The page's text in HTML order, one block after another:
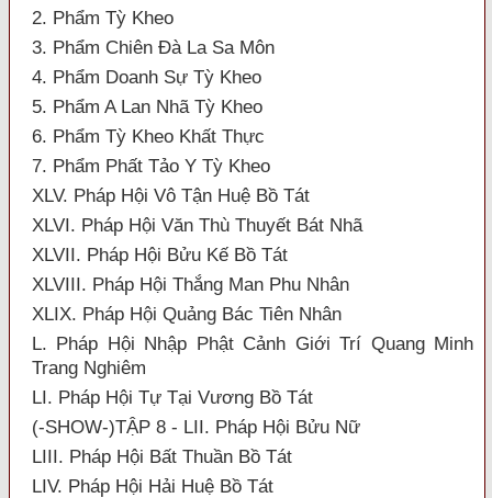
2. Phẩm Tỳ Kheo
3. Phẩm Chiên Đà La Sa Môn
4. Phẩm Doanh Sự Tỳ Kheo
5. Phẩm A Lan Nhã Tỳ Kheo
6. Phẩm Tỳ Kheo Khất Thực
7. Phẩm Phất Tảo Y Tỳ Kheo
XLV. Pháp Hội Vô Tận Huệ Bồ Tát
XLVI. Pháp Hội Văn Thù Thuyết Bát Nhã
XLVII. Pháp Hội Bửu Kế Bồ Tát
XLVIII. Pháp Hội Thắng Man Phu Nhân
XLIX. Pháp Hội Quảng Bác Tiên Nhân
L. Pháp Hội Nhập Phật Cảnh Giới Trí Quang Minh
Trang Nghiêm
LI. Pháp Hội Tự Tại Vương Bồ Tát
(-SHOW-)TẬP 8 - LII. Pháp Hội Bửu Nữ
LIII. Pháp Hội Bất Thuần Bồ Tát
LIV. Pháp Hội Hải Huệ Bồ Tát